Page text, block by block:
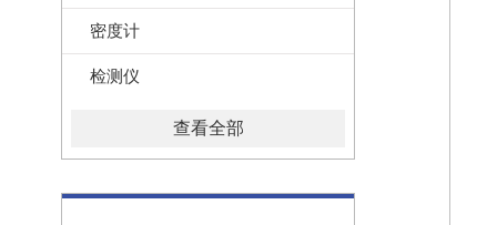
密度计
检测仪
查看全部